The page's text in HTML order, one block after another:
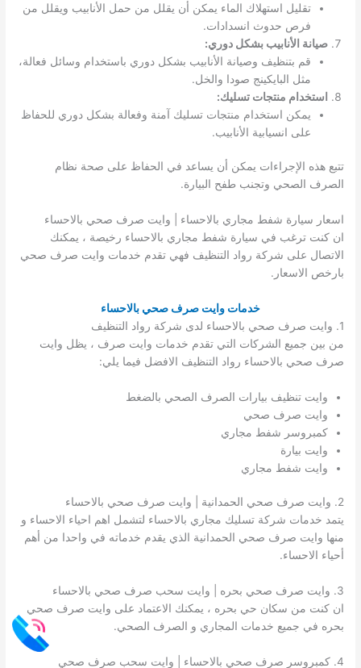
تقليل استهلاك الماء يمكن أن يقلل من حمل الأنابيب ويقلل من
فرص حدوث انسدادات.
صيانة الأنابيب بشكل دوري:
قم بتنظيف وصيانة الأنابيب بشكل دوري باستخدام وسائل فعالة،
مثل البايكينج صودا والخل.
استخدام منتجات تسليك:
يمكن استخدام منتجات تسليك آمنة وفعالة بشكل دوري للحفاظ
على انسيابية الأنابيب.
تتبع هذه الإجراءات يمكن أن يساعد في الحفاظ على صحة نظام
الصرف الصحي وتجنب طفح البيارة.
اسعار سيارة شفط مجاري بالاحساء | وايت صرف صحي بالاحساء
ان كنت ترغب في سيارة شفط مجاري بالاحساء رخيصة ، يمكنك
الاتصال على شركة رواد التنظيف فهي تقدم خدمات وايت صرف صحي
بارخص الاسعار.
خدمات وايت صرف صحي بالاحساء
1. وايت صرف صحي بالاحساء لدى شركة رواد التنظيف
من بين جميع الشركات التي تقدم خدمات وايت صرف ، يظل وايت
صرف صحي بالاحساء رواد التنظيف الافضل فيما يلي:
وايت تنظيف بيارات الصرف الصحي بالضغط
وايت صرف صحي
كمبروسر شفط مجاري
وايت بيارة
وايت شفط مجاري
2. وايت صرف صحي الحمدانية | وايت صرف صحي بالاحساء
يتمد خدمات شركة تسليك مجاري بالاحساء لتشمل اهم احياء الاحساء و
منها وايت صرف صحي الحمدانية الذي يقدم خدماته في واحدا من أهم
أحياء الاحساء.
3. وايت صرف صحي بحره | وايت سحب صرف صحي بالاحساء
ان كنت من سكان حي بحره ، يمكنك الاعتماد على وايت صرف صحي
بحره في جميع خدمات المجاري و الصرف الصحي.
4. كمبروسر صرف صحي بالاحساء | وايت سحب صرف صحي